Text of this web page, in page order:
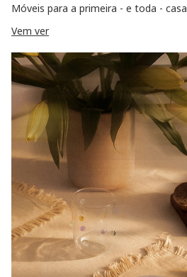
Móveis para a primeira - e toda - casa
Vem ver